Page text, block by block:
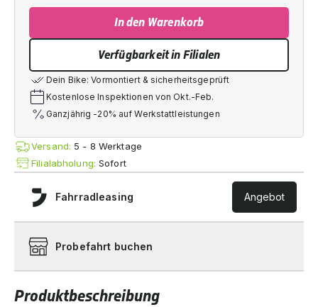
Produktbeschreibung
In den Warenkorb
Verfügbarkeit in Filialen
Dein Bike: Vormontiert & sicherheitsgeprüft
Kostenlose Inspektionen von Okt.-Feb.
Ganzjährig -20% auf Werkstattleistungen
Versand: 5 - 8 Werktage
Filialabholung:Sofort
Fahrradleasing Angebot
Probefahrt buchen